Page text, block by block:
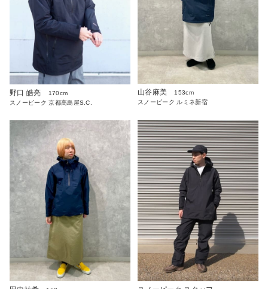
野口 皓亮
170cm
スノーピーク 京都高島屋S.C.
山谷麻美
153cm
スノーピーク ルミネ新宿